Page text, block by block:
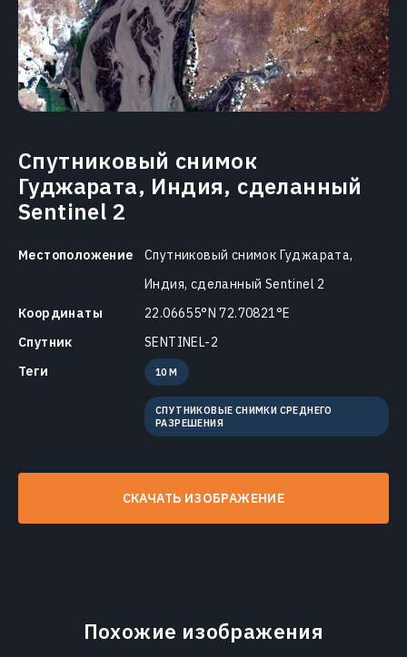
Спутниковый снимок
Гуджарата, Индия, сделанный
Sentinel 2
Местоположение
Спутниковый снимок Гуджарата,
Индия, сделанный Sentinel 2
Координаты
22.06655°N 72.70821°E
Спутник
SENTINEL-2
Теги
10 M
СПУТНИКОВЫЕ СНИМКИ СРЕДНЕГО
РАЗРЕШЕНИЯ
СКАЧАТЬ ИЗОБРАЖЕНИЕ
Похожие изображения